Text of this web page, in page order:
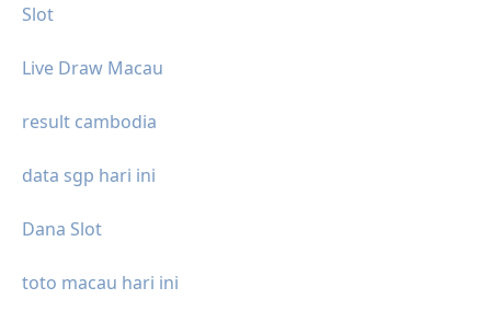
Slot
Live Draw Macau
result cambodia
data sgp hari ini
Dana Slot
toto macau hari ini